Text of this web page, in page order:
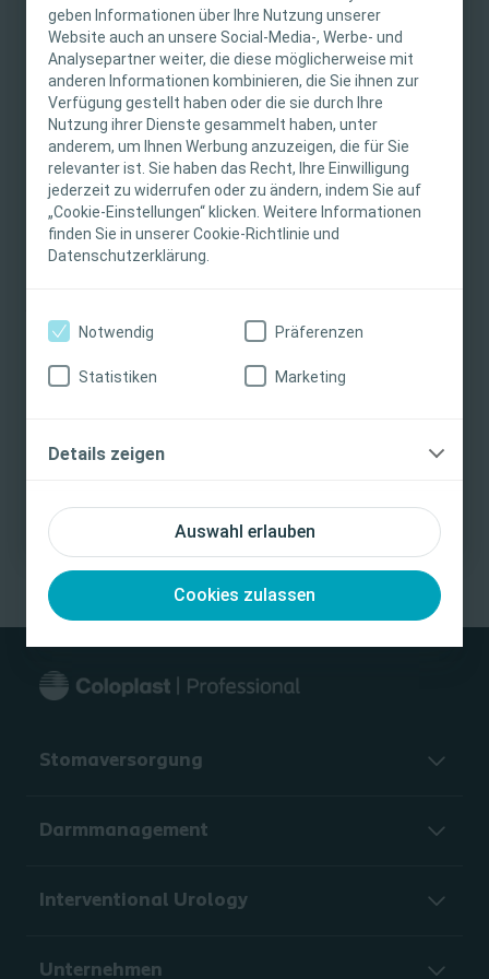
geben Informationen über Ihre Nutzung unserer
Website auch an unsere Social-Media-, Werbe- und
Analysepartner weiter, die diese möglicherweise mit
anderen Informationen kombinieren, die Sie ihnen zur
Verfügung gestellt haben oder die sie durch Ihre
Nutzung ihrer Dienste gesammelt haben, unter
anderem, um Ihnen Werbung anzuzeigen, die für Sie
relevanter ist. Sie haben das Recht, Ihre Einwilligung
jederzeit zu widerrufen oder zu ändern, indem Sie auf
„Cookie-Einstellungen“ klicken. Weitere Informationen
finden Sie in unserer Cookie-Richtlinie und
Datenschutzerklärung.
Auswahl erlauben
Cookies zulassen
Notwendig Präferenzen
Statistiken Marketing
Details zeigen
WICHTIGER HINWEIS
Diese Website richtet sich nur an medizinische
Fachpersonen. Der Inhalt der Website ist für
fachliche Informations- und Fortbildungszwecke
bestimmt. Coloplast bietet keinen individuellen
medizinischen Rat. Die Verantwortung für die
individuelle Patientenversorgung liegt bei den
medizinischen Fachpersonen. Detaillierte
Produktinformationen zu den vorgestellten
Produkten, einschließlich Anwendungshinweise,
Vorsichtsmaßnahmen und Warnhinweisen,
finden Sie in der Gebrauchsanweisung (IFU) des
Produkts, die vor der Verwendung sorgfältig zu
Ich bin eine medizinische Fachkraft
Transparent
sind besonders anpassungsfähige,
hautfreundliche Hydrokolloidverbände für sicheren
Schutz & optimale Wundheilung. Für Schutz und
Kontrolle!
Aufgepasst: Du bistmedizinische Fachkraftund
möchtest Dich selbst durch einkostenfreies
Muster
von unseren Produkten überzeugen?
Dann bestelle hier gleich Dein Musterpaket in
unserem Produktkatalog!
Wissenswertem rund um das Thema Wundversorgung.
Stomaversorgung
Darmmanagement
Interventional Urology
Unternehmen